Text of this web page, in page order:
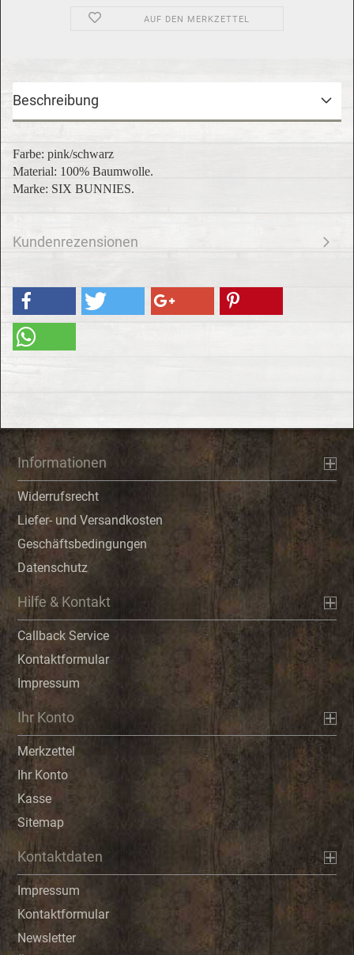
AUF DEN MERKZETTEL
Beschreibung
Farbe: pink/schwarz
Material: 100% Baumwolle.
Marke: SIX BUNNIES.
Kundenrezensionen
Informationen
Widerrufsrecht
Liefer- und Versandkosten
Geschäftsbedingungen
Datenschutz
Hilfe & Kontakt
Callback Service
Kontaktformular
Impressum
Ihr Konto
Merkzettel
Ihr Konto
Kasse
Sitemap
Kontaktdaten
Impressum
Kontaktformular
Newsletter